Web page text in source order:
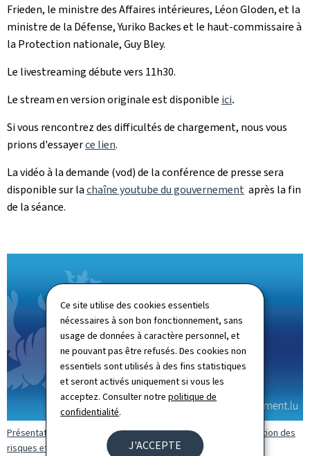
Ce site utilise des cookies essentiels
nécessaires à son bon fonctionnement, sans
usage de données à caractère personnel, et
ne pouvant pas être refusés. Des cookies non
essentiels sont utilisés à des fins statistiques
et seront activés uniquement si vous les
acceptez. Consulter notrepolitique de
confidentialité.
J'ACCEPTE
Frieden, le ministre des Affaires intérieures, Léon Gloden, et la
ministre de la Défense, Yuriko Backes et le haut-commissaire à
la Protection nationale, Guy Bley.
Le livestreaming débute vers 11h30.
Le stream en version originale est disponible ici.
Si vous rencontrez des difficultés de chargement, nous vous
prions d'essayerce lien.
La vidéo à la demande (vod) de la conférence de presse sera
disponible sur lachaîne youtube du gouvernement après la fin
de la séance.
Présentation des résultats de l’enquête nationale sur la perception des
risques et menaces (Vidéo YouTube)